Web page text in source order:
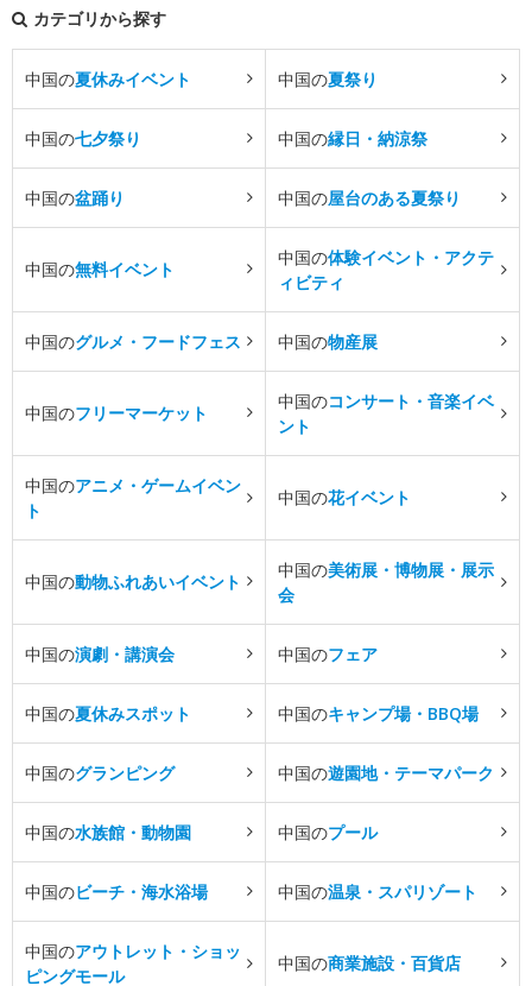
カテゴリから探す
中国の夏休みイベント 中国の夏祭り
中国の七夕祭り 中国の縁日・納涼祭
中国の盆踊り 中国の屋台のある夏祭り
中国の無料イベント
中国の体験イベント・アクテ
ィビティ
中国のグルメ・フードフェス 中国の物産展
中国のフリーマーケット
中国のコンサート・音楽イベ
ント
中国のアニメ・ゲームイベン
ト
中国の花イベント
中国の動物ふれあいイベント
中国の美術展・博物展・展示
会
中国の演劇・講演会 中国のフェア
中国の夏休みスポット 中国のキャンプ場・BBQ場
中国のグランピング 中国の遊園地・テーマパーク
中国の水族館・動物園 中国のプール
中国のビーチ・海水浴場 中国の温泉・スパリゾート
中国のアウトレット・ショッ
ピングモール
中国の商業施設・百貨店